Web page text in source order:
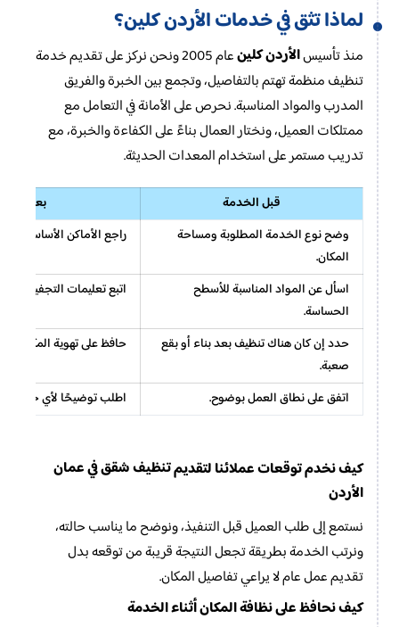
لماذا تثق في خدمات الأردن كلين؟
منذ تأسيسالأردن كلين
عام 2005 ونحن نركز على تقديم خدمة
تنظيف منظمة تهتم بالتفاصيل، وتجمع بين الخبرة والفريق
المدرب والمواد المناسبة. نحرص على الأمانة في التعامل مع
ممتلكات العميل، ونختار العمال بناءً على الكفاءة والخبرة، مع
تدريب مستمر على استخدام المعدات الحديثة.
قبل الخدمة
بعد
وضح نوع الخدمة المطلوبة ومساحة
المكان.
راجع الأماكن الأساسية
اسأل عن المواد المناسبة للأسطح
الحساسة.
اتبع تعليمات التجفيف
حدد إن كان هناك تنظيف بعد بناء أو بقع
صعبة.
حافظ على تهوية المكان
اتفق على نطاق العمل بوضوح. اطلب توضيحًا لأي جزء
كيف نخدم توقعات عملائنا لتقديمتنظيف شقق في عمان
الأردن
نستمع إلى طلب العميل قبل التنفيذ، ونوضح ما يناسب حالته،
ونرتب الخدمة بطريقة تجعل النتيجة قريبة من توقعه بدل
تقديم عمل عام لا يراعي تفاصيل المكان.
كيف نحافظ على نظافة المكان أثناء الخدمة